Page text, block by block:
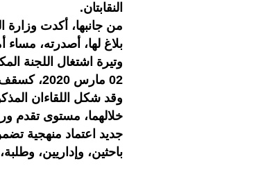
النقابتان.
من جانبها، أكدت وزارة
بلاغ لها، أصدرته،
وتيرة اشتغال اللجنة
02 مارس 2020، كسقف زمني لتقديم مخرجاتها.
وقد شكل اللقاءان
خلالهما، مستوى تقدم
جديد اعتماد منهجية
باحثين، وإداريين،